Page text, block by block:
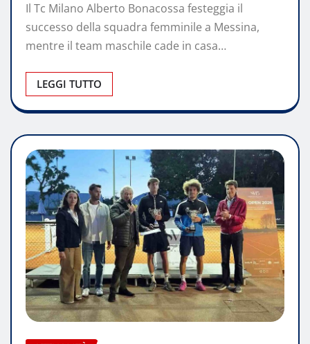
Il Tc Milano Alberto Bonacossa festeggia il
successo della squadra femminile a Messina,
mentre il team maschile cade in casa…
LEGGI TUTTO